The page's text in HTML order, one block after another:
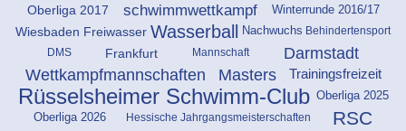
Oberliga 2017 schwimmwettkampf Winterrunde 2016/17
Wiesbaden Freiwasser Wasserball Nachwuchs Behindertensport
DMS
Frankfurt Mannschaft Darmstadt
Wettkampfmannschaften Masters Trainingsfreizeit
Rüsselsheimer Schwimm-Club Oberliga 2025
Oberliga 2026
Hessische Jahrgangsmeisterschaften RSC